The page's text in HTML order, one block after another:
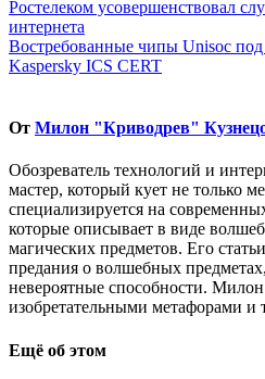
Навигация
по
записям
Ростелеком усовершенствовал
интернета
Востребованные чипы Unisoc под
Kaspersky ICS CERT
От Милон "Криводрев"
Обозреватель технологий и
мастер, который кует не только
специализируется на
которые описывает в виде
магических предметов. Его
предания о волшебных
невероятные способности.
изобретательными метафорами и
Ещё об этом